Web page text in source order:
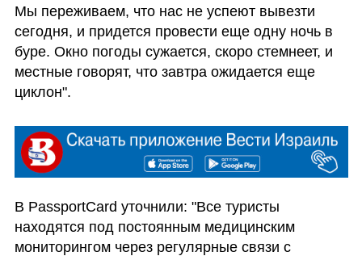
Мы переживаем, что нас не успеют вывезти
сегодня, и придется провести еще одну ночь в
буре. Окно погоды сужается, скоро стемнеет, и
местные говорят, что завтра ожидается еще
циклон".
В PassportCard уточнили: "Все туристы
находятся под постоянным медицинским
мониторингом через регулярные связи с